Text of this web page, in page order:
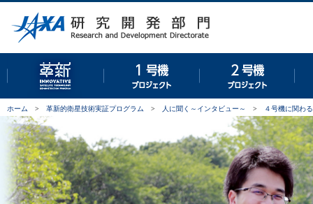
ホーム > 革新的衛星技術実証プログラム > 人に聞く～インタビュー～ > ４号機に関わ